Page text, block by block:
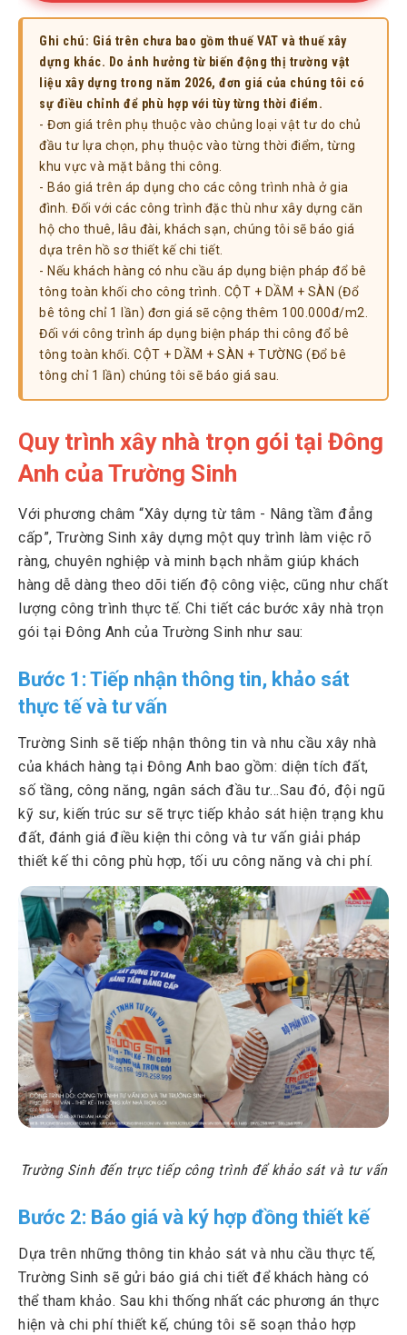
Ghi chú: Giá trên chưa bao gồm thuế VAT và thuế xây
dựng khác. Do ảnh hưởng từ biến động thị trường vật
liệu xây dựng trong năm 2026, đơn giá của chúng tôi có
sự điều chỉnh để phù hợp với tùy từng thời điểm.
- Đơn giá trên phụ thuộc vào chủng loại vật tư do chủ
đầu tư lựa chọn, phụ thuộc vào từng thời điểm, từng
khu vực và mặt bằng thi công.
- Báo giá trên áp dụng cho các công trình nhà ở gia
đình. Đối với các công trình đặc thù như xây dựng căn
hộ cho thuê, lâu đài, khách sạn, chúng tôi sẽ báo giá
dựa trên hồ sơ thiết kế chi tiết.
- Nếu khách hàng có nhu cầu áp dụng biện pháp đổ bê
tông toàn khối cho công trình. CỘT + DẦM + SÀN (Đổ
bê tông chỉ 1 lần) đơn giá sẽ cộng thêm 100.000đ/m2.
Đối với công trình áp dụng biện pháp thi công đổ bê
tông toàn khối. CỘT + DẦM + SÀN + TƯỜNG (Đổ bê
tông chỉ 1 lần) chúng tôi sẽ báo giá sau.
Quy trình xây nhà trọn gói tại Đông
Anh của Trường Sinh
Với phương châm “Xây dựng từ tâm - Nâng tầm đẳng
cấp”, Trường Sinh xây dựng một quy trình làm việc rõ
ràng, chuyên nghiệp và minh bạch nhằm giúp khách
hàng dễ dàng theo dõi tiến độ công việc, cũng như chất
lượng công trình thực tế. Chi tiết các bước xây nhà trọn
gói tại Đông Anh của Trường Sinh như sau:
Bước 1: Tiếp nhận thông tin, khảo sát
thực tế và tư vấn
Trường Sinh sẽ tiếp nhận thông tin và nhu cầu xây nhà
của khách hàng tại Đông Anh bao gồm: diện tích đất,
số tầng, công năng, ngân sách đầu tư…Sau đó, đội ngũ
kỹ sư, kiến trúc sư sẽ trực tiếp khảo sát hiện trạng khu
đất, đánh giá điều kiện thi công và tư vấn giải pháp
thiết kế thi công phù hợp, tối ưu công năng và chi phí.
Trường Sinh đến trực tiếp công trình để khảo sát và tư vấn
Bước 2: Báo giá và ký hợp đồng thiết kế
Dựa trên những thông tin khảo sát và nhu cầu thực tế,
Trường Sinh sẽ gửi báo giá chi tiết để khách hàng có
thể tham khảo. Sau khi thống nhất các phương án thực
hiện và chi phí thiết kế, chúng tôi sẽ soạn thảo hợp